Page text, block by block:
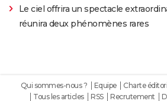
Le ciel offrira un spectacle
réunira deux phénomènes rares
Qui sommes-nous ? Equipe Charte
Tous les articles
RSS Recrutement